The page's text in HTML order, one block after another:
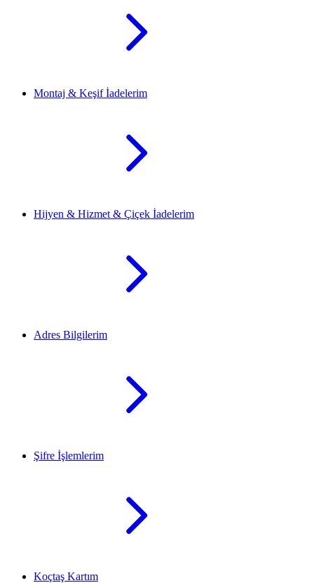
Montaj & Keşif İadelerim
Hijyen & Hizmet & Çiçek İadelerim
Adres Bilgilerim
Şifre İşlemlerim
Koçtaş Kartım